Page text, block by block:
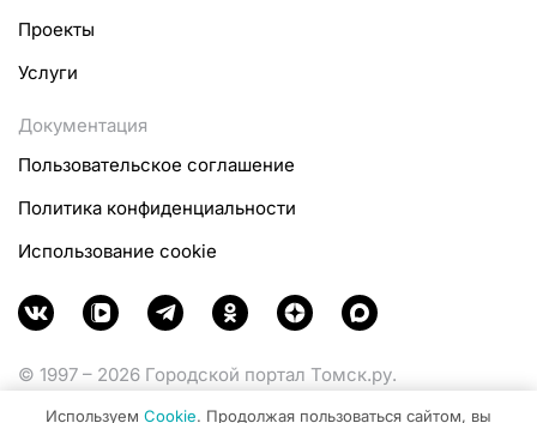
Проекты
Услуги
Документация
Пользовательское соглашение
Политика конфиденциальности
Использование cookie
© 1997 – 2026 Городской портал Томск.ру.
Используем Cookie. Продолжая пользоваться сайтом, вы